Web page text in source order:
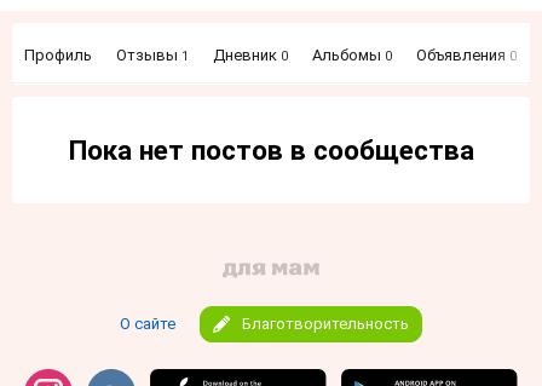
Профиль Отзывы 1 Дневник 0 Альбомы 0 Объявления 0
Пока нет постов в сообщества
О сайте Благотворительность